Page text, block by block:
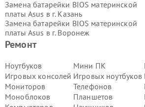
Ремонт
Ноутбуков
Игровых консолей
Мониторов
Моноблоков
Мини ПК
Игровых ноутбуков
Телефонов
Планшетов
Замена батарейки BIOS материнской
платы Asus в г. Казань
Замена батарейки BIOS материнской
платы Asus в г. Воронеж
Замена батарейки BIOS материнской
Замена батарейки BIOS материнской
платы Asus в г.
Самара
Замена батарейки BIOS материнской
платы Asus в г.
Пермь
Замена батарейки BIOS материнской